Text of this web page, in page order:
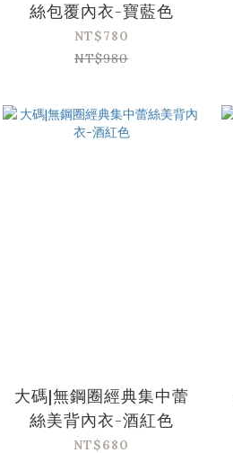
絲包覆內衣-寶藍色
NT$780
NT$980
大碼|無鋼圈經典集中蕾
絲美背內衣-酒紅色
NT$680